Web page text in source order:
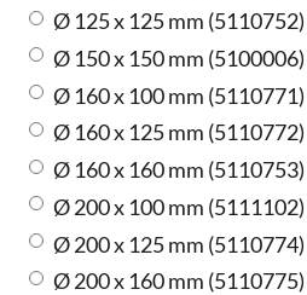
Ø 125 x 125 mm (5110752)
Ø 150 x 150 mm (5100006)
Ø 160 x 100 mm (5110771)
Ø 160 x 125 mm (5110772)
Ø 160 x 160 mm (5110753)
Ø 200 x 100 mm (5111102)
Ø 200 x 125 mm (5110774)
Ø 200 x 160 mm (5110775)